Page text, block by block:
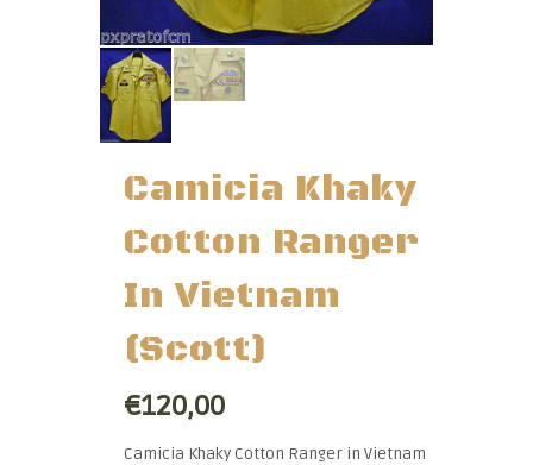
Camicia Khaky
Cotton Ranger
In Vietnam
(Scott)
€120,00
Camicia Khaky Cotton Ranger in Vietnam